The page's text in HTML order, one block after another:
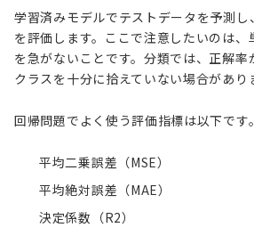
学習済みモデルでテストデータを予測
を評価します。ここで注意したいのは、
を急がないことです。分類では、正解率
クラスを十分に拾えていない場合があり
回帰問題でよく使う評価指標は以下です。
平均二乗誤差（MSE）
平均絶対誤差（MAE）
決定係数（R2）